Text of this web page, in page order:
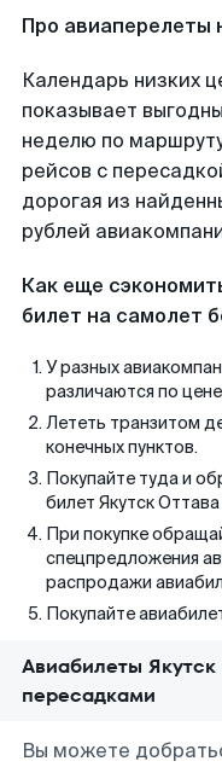
Про авиаперелеты
Календарь низких
показывает
неделю по
рейсов с
дорогая из
рублей
Как еще
билет на самолет
У разных
различаются по
Лететь транзитом
конечных пунктов.
Покупайте туда и
билет Якутск
При покупке
спецпредложения
распродажи
Покупайте
Авиабилеты
пересадками
Вы можете